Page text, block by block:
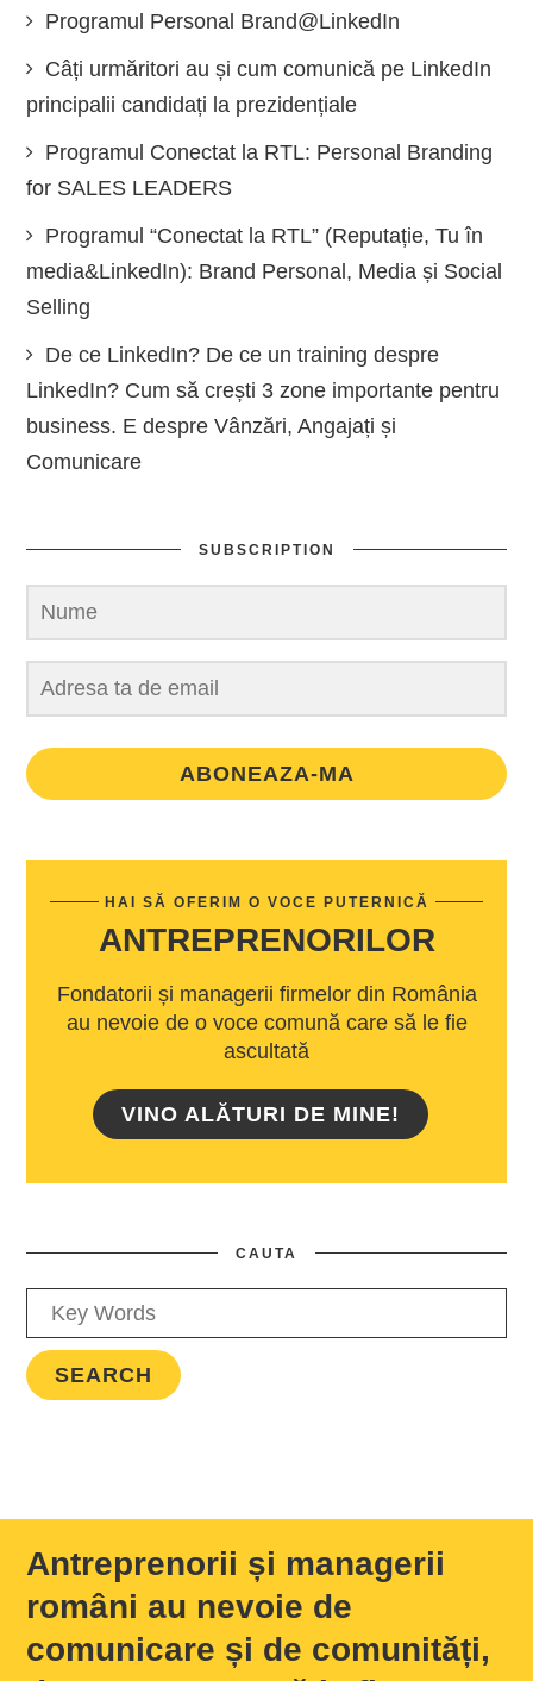
Programul Personal Brand@LinkedIn
Câți urmăritori au și cum comunică pe LinkedIn
principalii candidați la prezidențiale
Programul Conectat la RTL: Personal Branding
for SALES LEADERS
Programul “Conectat la RTL” (Reputație, Tu în
media&LinkedIn): Brand Personal, Media și Social
Selling
De ce LinkedIn? De ce un training despre
LinkedIn? Cum să crești 3 zone importante pentru
business. E despre Vânzări, Angajați și
Comunicare
SUBSCRIPTION
ABONEAZA-MA
HAI SĂ OFERIM O VOCE PUTERNICĂ
ANTREPRENORILOR
Fondatorii și managerii firmelor din România
au nevoie de o voce comună care să le fie
ascultată
VINO ALĂTURI DE MINE!
CAUTA
Antreprenorii și managerii
români au nevoie de
comunicare și de comunități,